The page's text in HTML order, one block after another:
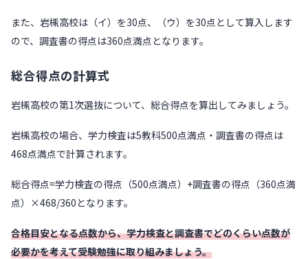
また、岩槻高校は（イ）を30点、（ウ）を30点として算入します
ので、調査書の得点は360点満点となります。
総合得点の計算式
岩槻高校の第1次選抜について、総合得点を算出してみましょう。
岩槻高校の場合、学力検査は5教科500点満点・調査書の得点は
468点満点で計算されます。
総合得点=学力検査の得点（500点満点）+調査書の得点（360点満
点）×468/360となります。
合格目安となる点数から、学力検査と調査書でどのくらい点数が
必要かを考えて受験勉強に取り組みましょう。